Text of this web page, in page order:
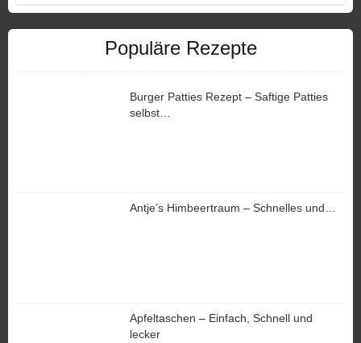
Populäre Rezepte
Burger Patties Rezept – Saftige Patties
selbst…
Antje’s Himbeertraum – Schnelles und…
Apfeltaschen – Einfach, Schnell und
lecker